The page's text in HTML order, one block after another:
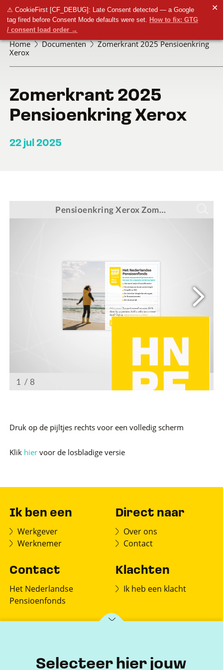
⚠ CookieFirst [CF_DEBUG]: Late Consent detected — a Google
tag fired before Consent Mode defaults were set. How to fix: GTG
/ consent load order →
✕
Selecteer hier jouw
Home Documenten
Zomerkrant 2025 Pensioenkring
Xerox
Zomerkrant 2025
Pensioenkring Xerox
22 jul 2025
Druk op de pijltjes rechts voor een volledig scherm
Klik hier voor de losbladige versie
Ik ben een
Werkgever
Werknemer
Direct naar
Over ons
Contact
Contact
Het Nederlandse
Pensioenfonds
Klachten
Ik heb een klacht